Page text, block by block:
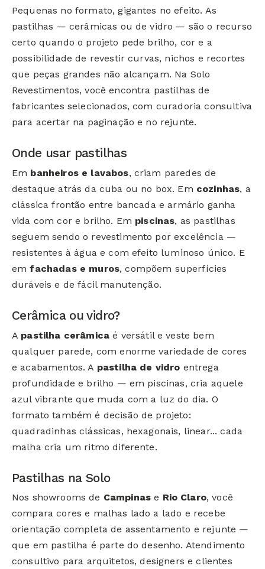
Pequenas no formato, gigantes no efeito. As
pastilhas — cerâmicas ou de vidro — são o recurso
certo quando o projeto pede brilho, cor e a
possibilidade de revestir curvas, nichos e recortes
que peças grandes não alcançam. Na Solo
Revestimentos, você encontra pastilhas de
fabricantes selecionados, com curadoria consultiva
para acertar na paginação e no rejunte.
Onde usar pastilhas
Em banheiros e lavabos, criam paredes de
destaque atrás da cuba ou no box. Em cozinhas, a
clássica frontão entre bancada e armário ganha
vida com cor e brilho. Em piscinas, as pastilhas
seguem sendo o revestimento por excelência —
resistentes à água e com efeito luminoso único. E
emfachadas e muros, compõem superfícies
duráveis e de fácil manutenção.
Cerâmica ou vidro?
A pastilha cerâmica é versátil e veste bem
qualquer parede, com enorme variedade de cores
e acabamentos. A pastilha de vidro entrega
profundidade e brilho — em piscinas, cria aquele
azul vibrante que muda com a luz do dia. O
formato também é decisão de projeto:
quadradinhas clássicas, hexagonais, linear... cada
malha cria um ritmo diferente.
Pastilhas na Solo
Nos showrooms de Campinas e Rio Claro, você
compara cores e malhas lado a lado e recebe
orientação completa de assentamento e rejunte —
que em pastilha é parte do desenho. Atendimento
consultivo para arquitetos, designers e clientes